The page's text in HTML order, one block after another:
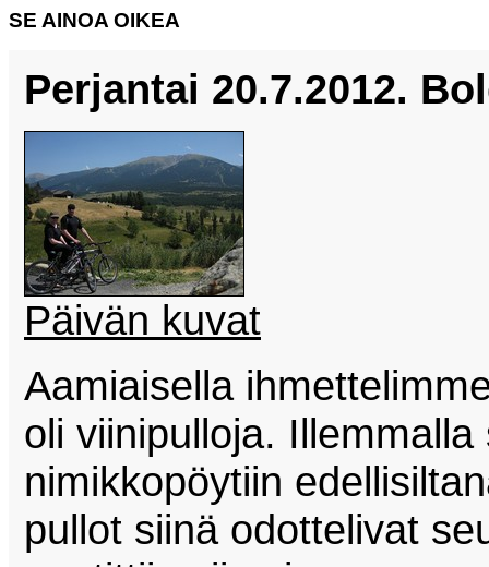
SE AINOA OIKEA
Perjantai 20.7.2012.
Päivän kuvat
Aamiaisella
oli viinipulloja.
nimikkopöytiin
pullot siinä odottelivat